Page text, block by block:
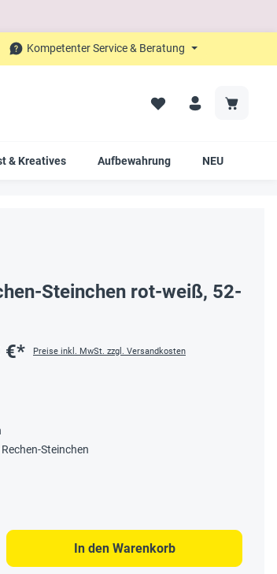
Kompetenter Service & Beratung
& Kreatives Aufbewahrung NEU
Steinchen rot-weiß, 52-
€* Preise inkl. MwSt. zzgl. Versandkosten
Steinchen
Wert ein oder
In den Warenkorb